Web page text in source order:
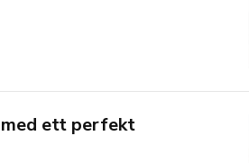
ett perfekt